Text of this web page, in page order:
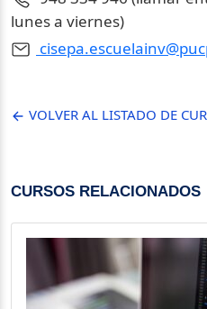
lunes a viernes)
VOLVER AL LISTADO DE
CURSOS RELACIONADOS